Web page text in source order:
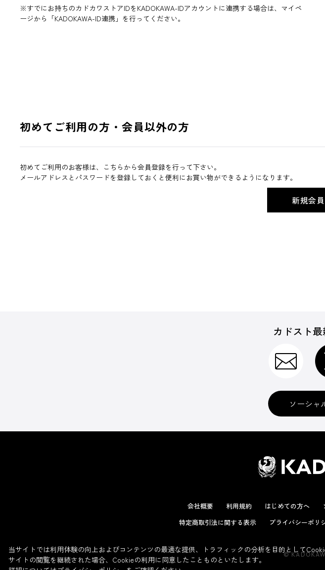
※すでにお持ちのカドカワストアIDをKADOKAWA-IDアカウントに連携する場合は、マイペ
ージから「KADOKAWA-ID連携」を行ってください。
初めてご利用の方・会員以外の方
初めてご利用のお客様は、こちらから会員登録を行って下さい。
メールアドレスとパスワードを登録しておくと便利にお買い物ができるようになります。
カドスト
ソーシャ
会社概要 利用規約 はじめての方へ
特定商取引法に関する表示
プライバシーポリ
©
当サイトでは利用体験の向上およびコンテンツの最適な提供、トラフィックの分析を目的として
サイトの閲覧を継続された場合、Cookieの利用に同意したことものといたします。